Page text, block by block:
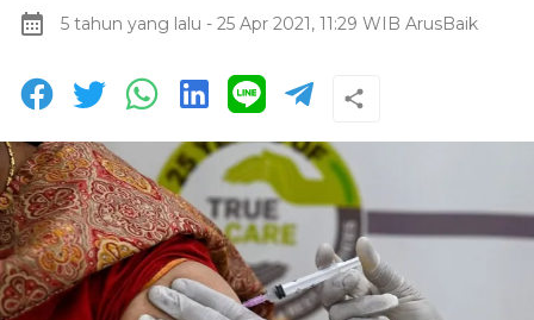
5 tahun yang lalu - 25 Apr 2021, 11:29 WIB ArusBaik